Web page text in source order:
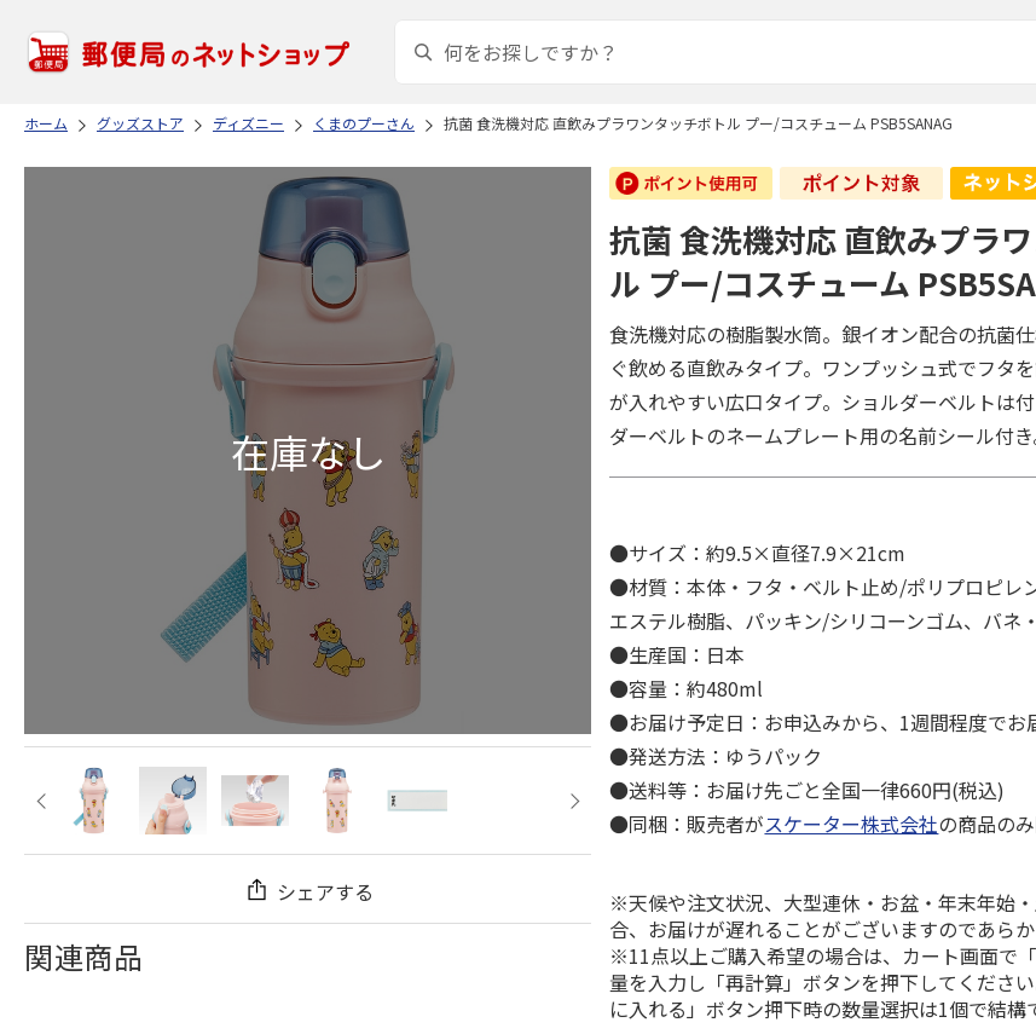
ホーム グッズストア ディズニー くまのプーさん 抗菌 食洗機対応 直飲みプラワンタッチボトル プー/コスチューム PSB5SANAG
シェアする
関連商品
抗菌 食洗機対応 直飲みプラ
ル プー/コスチューム
食洗機対応の樹脂製水筒。銀イオン配合の抗菌
ぐ飲める直飲みタイプ。ワンプッシュ式でフタ
が入れやすい広口タイプ。ショルダーベルトは
ダーベルトのネームプレート用の名前シール付き
●サイズ：約9.5×直径7.9×21cm
●材質：本体・フタ・ベルト止め/ポリプロピレ
エステル樹脂、パッキン/シリコーンゴム、バネ
●生産国：日本
●容量：約480ml
●お届け予定日：お申込みから、1週間程度でお
●発送方法：ゆうパック
●送料等：お届け先ごと全国一律660円(税込)
●同梱：販売者がスケーター株式会社の商品の
※天候や注文状況、大型連休・お盆・年末年始
合、お届けが遅れることがございますのであら
※11点以上ご購入希望の場合は、カート画面で
量を入力し「再計算」ボタンを押下してくださ
に入れる」ボタン押下時の数量選択は1個で結構